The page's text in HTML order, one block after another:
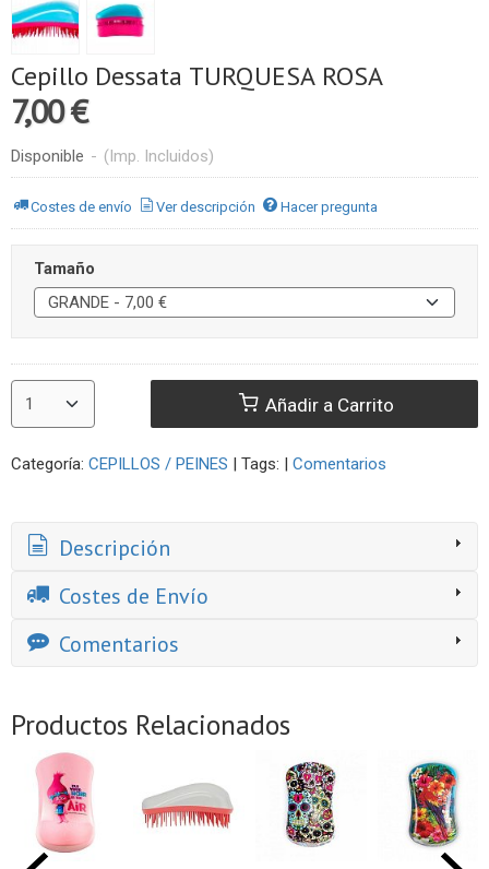
Cepillo Dessata TURQUESA ROSA
7,00 €
Disponible - (Imp. Incluidos)
Costes de envío Ver descripción Hacer pregunta
Tamaño
Añadir a Carrito
Categoría: CEPILLOS / PEINES | Tags: | Comentarios
Descripción
Costes de Envío
Comentarios
Productos Relacionados